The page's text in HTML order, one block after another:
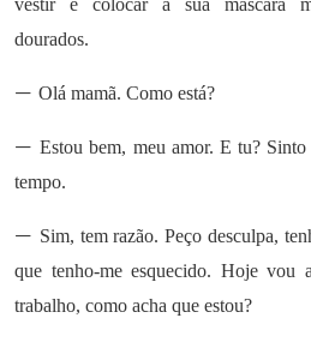
vestir e colocar a sua máscara
dourados.
— Olá mamã. Como está?
—Estou bem, meu amor. E tu?
tempo.
— Sim, tem razão. Peço desculpa,
que tenho-me esquecido. Hoje vou
trabalho, como acha que estou?